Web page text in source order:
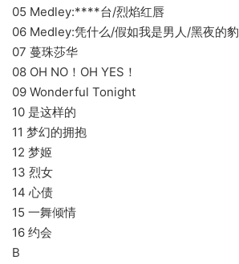
05 Medley:****台/烈焰红唇
06 Medley:凭什么/假如我是男人/黑夜的豹
07 蔓珠莎华
08 OH NO！OH YES！
09 Wonderful Tonight
10 是这样的
11 梦幻的拥抱
12 梦姬
13 烈女
14 心债
15 一舞倾情
16 约会
B